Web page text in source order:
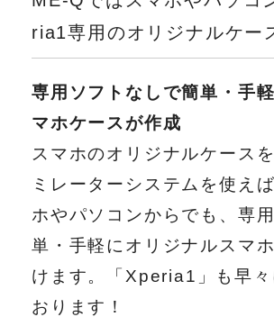
ria1専用のオリジナルケー
専用ソフトなしで簡単・手
マホケースが作成
スマホのオリジナルケース
ミレーターシステムを使え
ホやパソコンからでも、専
単・手軽にオリジナルスマ
けます。「Xperia1」も早
おります！